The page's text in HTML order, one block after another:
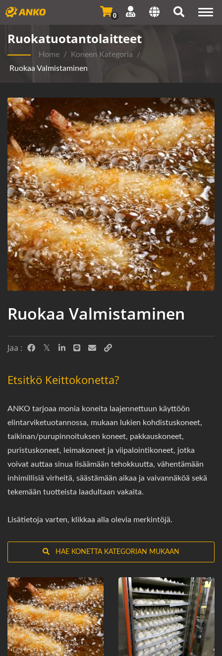
0
Ruokatuotantolaitteet
Home / Koneen Kategoria
/
Ruokaa Valmistaminen
Ruokaa Valmistaminen
Jaa :
Etsitkö Keittokonetta?
ANKO tarjoaa monia koneita laajennettuun käyttöön
elintarviketuotannossa, mukaan lukien kohdistuskoneet,
taikinan/purupinnoituksen koneet, pakkauskoneet,
puristuskoneet, leimakoneet ja viipalointikoneet, jotka
voivat auttaa sinua lisäämään tehokkuutta, vähentämään
inhimillisiä virheitä, säästämään aikaa ja vaivannäköä sekä
tekemään tuotteista laadultaan vakaita.
Lisätietoja varten, klikkaa alla olevia merkintöjä.
HAE KONETTA KATEGORIAN MUKAAN